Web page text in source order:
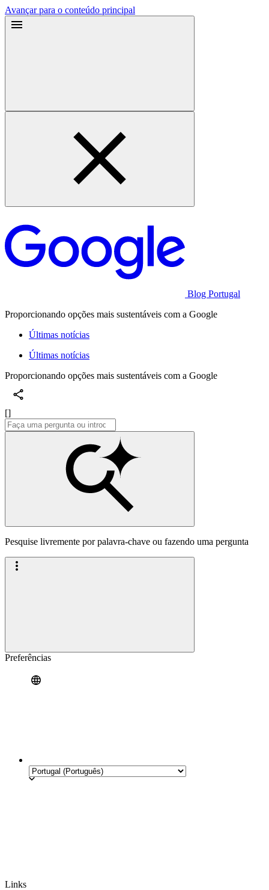
Avançar para o conteúdo principal
Blog Portugal
Proporcionando opções mais sustentáveis ​​com a Google
Últimas notícias
Últimas notícias
Proporcionando opções mais sustentáveis ​​com a Google
[]
Pesquise livremente por palavra-chave ou fazendo uma pergunta
Preferências
Links